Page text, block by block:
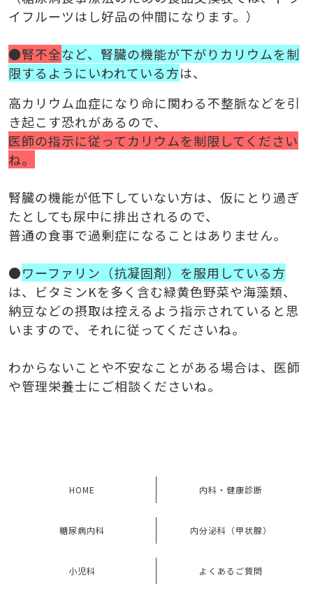
イフルーツはし好品の仲間になります。）
●腎不全など、腎臓の機能が下がりカリウムを制
限するようにいわれている方は、
高カリウム血症になり命に関わる不整脈などを引
き起こす恐れがあるので、
医師の指示に従ってカリウムを制限してください
ね。
腎臓の機能が低下していない方は、仮にとり過ぎ
たとしても尿中に排出されるので、
普通の食事で過剰症になることはありません。
●ワーファリン（抗凝固剤）を服用している方
は、ビタミンKを多く含む緑黄色野菜や海藻類、
納豆などの摂取は控えるよう指示されていると思
いますので、それに従ってくださいね。
わからないことや不安なことがある場合は、医師
や管理栄養士にご相談くださいね。
HOME 内科・健康診断
糖尿病内科 内分泌科（甲状腺）
小児科 よくあるご質問